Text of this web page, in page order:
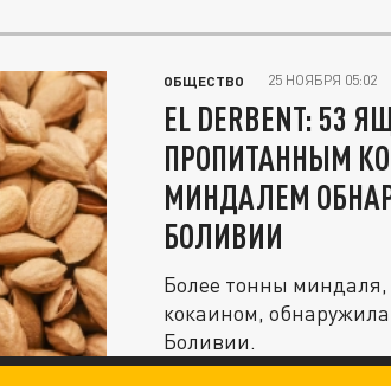
ОБЩЕСТВО 25 НОЯБРЯ 05:02
EL DERBENT: 53
ПРОПИТАННЫМ
МИНДАЛЕМ
БОЛИВИИ
Более тонны
кокаином,
Боливии.